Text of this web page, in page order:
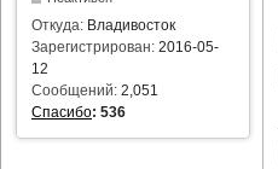
Откуда: Владивосток
Зарегистрирован: 2016-05-
12
Сообщений: 2,051
Спасибо: 536